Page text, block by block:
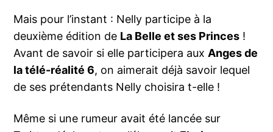
Mais pour l’instant : Nelly participe à la
deuxième édition de La Belle et ses Princes !
Avant de savoir si elle participera auxAnges de
la télé-réalité 6, on aimerait déjà savoir lequel
de ses prétendants Nelly choisira t-elle !
Même si une rumeur avait été lancée sur